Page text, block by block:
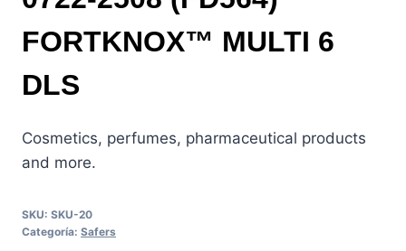
FORTKNOX™ MULTI 6
DLS
Cosmetics, perfumes, pharmaceutical products
and more.
SKU: SKU-20
Categoría: Safers